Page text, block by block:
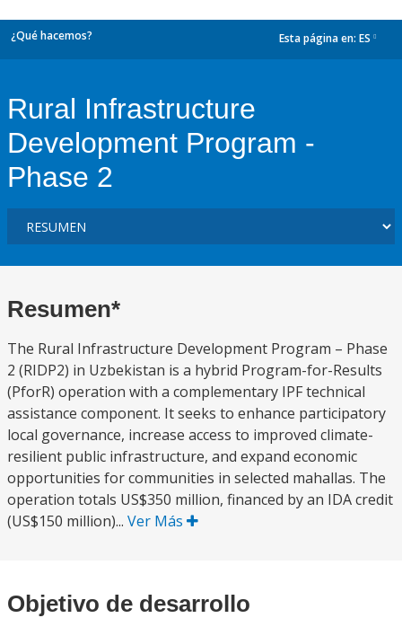
¿Qué hacemos? Esta página en: ES
Rural Infrastructure
Development Program -
Phase 2
Resumen*
The Rural Infrastructure Development Program – Phase
2 (RIDP2) in Uzbekistan is a hybrid Program-for-Results
(PforR) operation with a complementary IPF technical
assistance component. It seeks to enhance participatory
local governance, increase access to improved climate-
resilient public infrastructure, and expand economic
opportunities for communities in selected mahallas. The
operation totals US$350 million, financed by an IDA credit
(US$150 million)... Ver Más
Objetivo de desarrollo